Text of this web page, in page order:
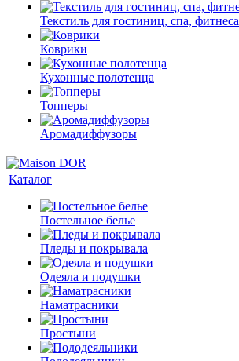
Текстиль для гостиниц, спа, фитнеса
Коврики
Кухонные полотенца
Топперы
Аромадиффузоры
Каталог
Постельное белье
Пледы и покрывала
Одеяла и подушки
Наматрасники
Простыни